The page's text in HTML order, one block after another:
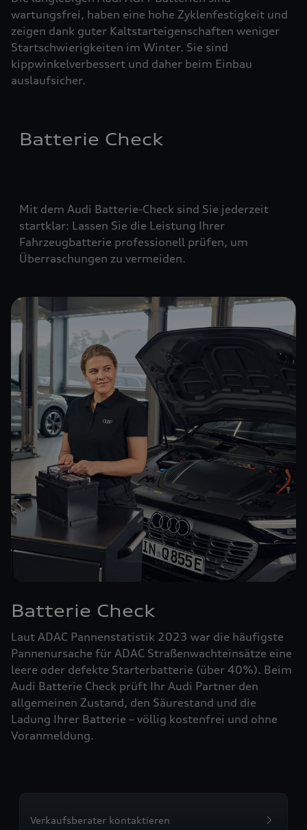
wartungsfrei, haben eine hohe Zyklenfestigkeit und
zeigen dank guter Kaltstarteigenschaften weniger
Startschwierigkeiten im Winter. Sie sind
kippwinkelverbessert und daher beim Einbau
auslaufsicher.
Batterie Check
Mit dem Audi Batterie-Check sind Sie jederzeit
startklar: Lassen Sie die Leistung Ihrer
Fahrzeugbatterie professionell prüfen, um
Überraschungen zu vermeiden.
Batterie Check
Laut ADAC Pannenstatistik 2023 war die häufigste
Pannenursache für ADAC Straßenwachteinsätze eine
leere oder defekte Starterbatterie (über 40%). Beim
Audi Batterie Check prüft Ihr Audi Partner den
allgemeinen Zustand, den Säurestand und die
Ladung Ihrer Batterie – völlig kostenfrei und ohne
Voranmeldung.
Verkaufsberater kontaktieren